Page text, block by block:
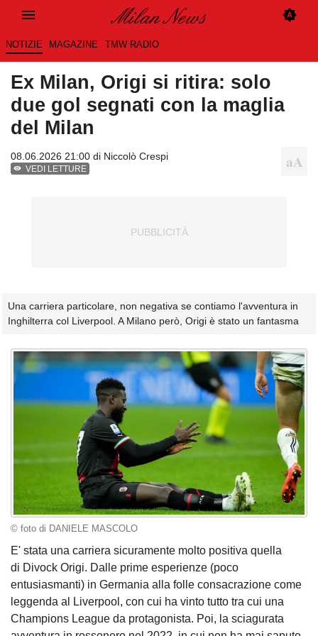
NOTIZIE MAGAZINE TMW RADIO
Ex Milan, Origi si ritira: solo
due gol segnati con la maglia
del Milan
08.06.2026 21:00 di Niccolò Crespi
VEDI LETTURE
Una carriera particolare, non negativa se contiamo l'avventura in
Inghilterra col Liverpool. A Milano però, Origi è stato un fantasma
© foto di DANIELE MASCOLO
E' stata una carriera sicuramente molto positiva quella
di Divock Origi. Dalle prime esperienze (poco
entusiasmanti) in Germania alla folle consacrazione come
leggenda al Liverpool, con cui ha vinto tutto tra cui una
Champions League da protagonista. Poi, la sciagurata